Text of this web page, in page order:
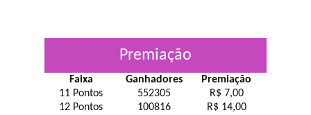
Premiação
Faixa Ganhadores
Premiação
11 Pontos
552305
R$ 7,00
12 Pontos
100816
R$ 14,00